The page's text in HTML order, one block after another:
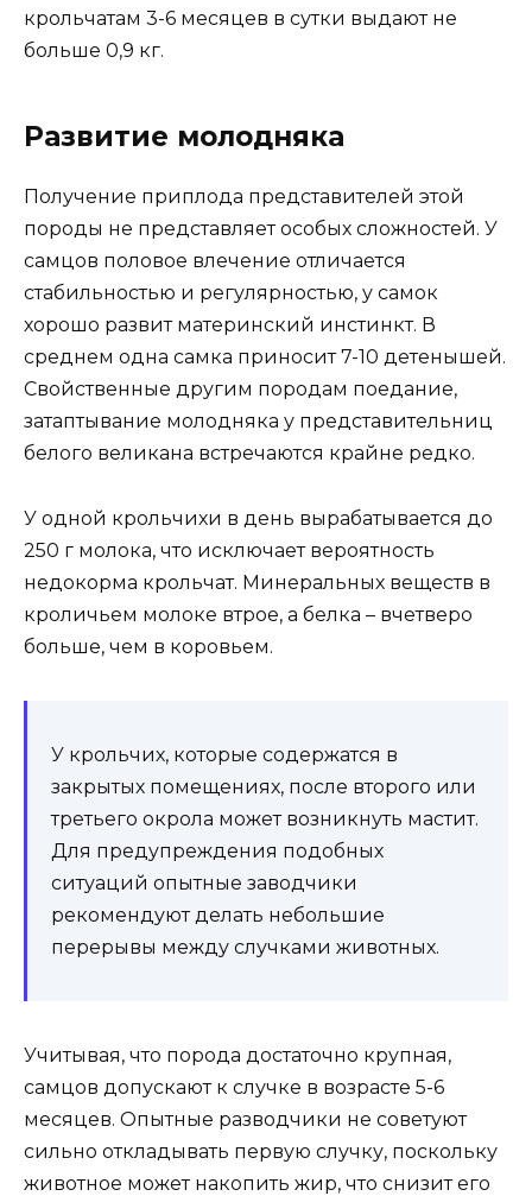
крольчатам 3-6 месяцев в сутки выдают не
больше 0,9 кг.
Развитие молодняка
Получение приплода представителей этой
породы не представляет особых сложностей. У
самцов половое влечение отличается
стабильностью и регулярностью, у самок
хорошо развит материнский инстинкт. В
среднем одна самка приносит 7-10 детенышей.
Свойственные другим породам поедание,
затаптывание молодняка у представительниц
белого великана встречаются крайне редко.
У одной крольчихи в день вырабатывается до
250 г молока, что исключает вероятность
недокорма крольчат. Минеральных веществ в
кроличьем молоке втрое, а белка – вчетверо
больше, чем в коровьем.
У крольчих, которые содержатся в
закрытых помещениях, после второго или
третьего окрола может возникнуть мастит.
Для предупреждения подобных
ситуаций опытные заводчики
рекомендуют делать небольшие
перерывы между случками животных.
Учитывая, что порода достаточно крупная,
самцов допускают к случке в возрасте 5-6
месяцев. Опытные разводчики не советуют
сильно откладывать первую случку, поскольку
животное может накопить жир, что снизит его